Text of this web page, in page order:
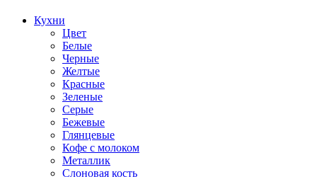
Кухни
Цвет
Белые
Черные
Желтые
Красные
Зеленые
Серые
Бежевые
Глянцевые
Кофе с молоком
Металлик
Слоновая кость